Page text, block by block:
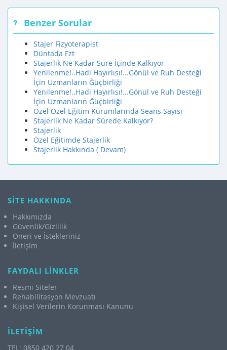
Benzer Sorular
Stajer Fizyoterapist
Düntada Fzt
Stajerlik Ne Kadar Süre İçinde Kalkıyor
Yenilenme!..Hadi Hayırlısı!...Gönül ve Ruh Desteği
İçin Uzmanların Ğüçbirliği
Yenilenme!..Hadi Hayırlısı!...Gönül ve Ruh Desteği
İçin Uzmanların Ğüçbirliği
Özel Özel Eğitim Kurumlarında Seans Sayısı
Stajerlik Ne Kadar Sürede Kalkıyor?
Stajerlik
Özel Eğitimde Stajerlik
Stajerlik Hakkında ( Devam)
SİTE HAKKINDA
Hakkımızda
Güvenlik/Gizlilik
Öneri ve İstekleriniz
İletişim
FAYDALI LİNKLER
Resmi Siteler
Rehabilitasyon Mevzuatı
Kişisel Verilerin Korunması Kanunu
İLETİŞİM
TEL: 0850 420 27 04